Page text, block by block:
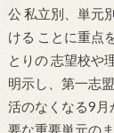
公 私立別、単元
ける ことに重点
とりの 志望校や
明示し、第一志
活のなくなる9月
要な重要単元の